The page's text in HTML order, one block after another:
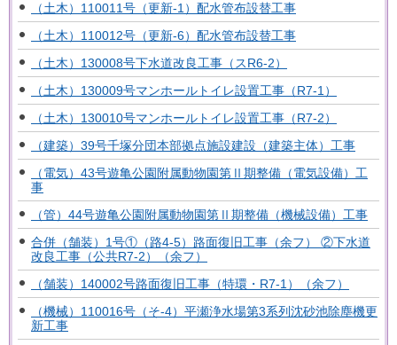
（土木）110011号（更新-1）配水管布設替工事
（土木）110012号（更新-6）配水管布設替工事
（土木）130008号下水道改良工事（スR6-2）
（土木）130009号マンホールトイレ設置工事（R7-1）
（土木）130010号マンホールトイレ設置工事（R7-2）
（建築）39号千塚分団本部拠点施設建設（建築主体）工事
（電気）43号遊亀公園附属動物園第Ⅱ期整備（電気設備）工
事
（管）44号遊亀公園附属動物園第Ⅱ期整備（機械設備）工事
合併（舗装）1号①（路4-5）路面復旧工事（余フ） ②下水道
改良工事（公共R7-2）（余フ）
（舗装）140002号路面復旧工事（特環・R7-1）（余フ）
（機械）110016号（そ-4）平瀬浄水場第3系列沈砂池除塵機更
新工事